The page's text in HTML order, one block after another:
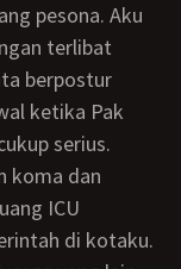
pesona. Aku
terlibat
berpostur
ketika Pak
serius.
ICU
di kotaku.